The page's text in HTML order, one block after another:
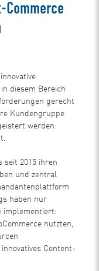
Commerce
diesem Bereich
gerecht
Kundengruppe
werden:
seit 2015 ihren
und zentral
haben nur
implementiert:
nutzten,
Content-